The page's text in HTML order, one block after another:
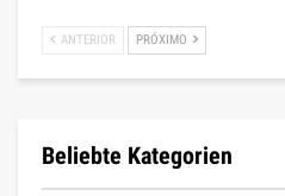
ANTERIOR PRÓXIMO
Beliebte Kategorien